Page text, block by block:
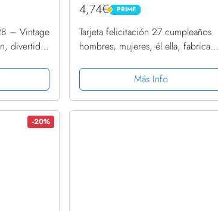
– Vintage
divertida
4,74€ PRIME
PRIME
Tarjeta felicitación 27 cumpleaños
hombres, mujeres, él ella, fabricada
divertida tarjeta felicitación 27
cumpleaños...
Más Info
-20%